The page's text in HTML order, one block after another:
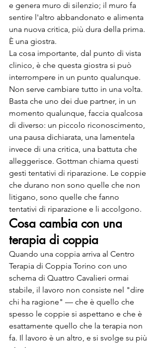
e genera muro di silenzio; il muro fa
sentire l'altro abbandonato e alimenta
una nuova critica, più dura della prima.
È una giostra.
La cosa importante, dal punto di vista
clinico, è che questa giostra si può
interrompere in un punto qualunque.
Non serve cambiare tutto in una volta.
Basta che uno dei due partner, in un
momento qualunque, faccia qualcosa
di diverso: un piccolo riconoscimento,
una pausa dichiarata, una lamentela
invece di una critica, una battuta che
alleggerisce. Gottman chiama questi
gesti tentativi di riparazione. Le coppie
che durano non sono quelle che non
litigano, sono quelle che fanno
tentativi di riparazione e li accolgono.
Cosa cambia con una
terapia di coppia
Quando una coppia arriva al Centro
Terapia di Coppia Torino con uno
schema di Quattro Cavalieri ormai
stabile, il lavoro non consiste nel "dire
chi ha ragione" — che è quello che
spesso le coppie si aspettano e che è
esattamente quello che la terapia non
fa. Il lavoro è un altro, e si svolge su più